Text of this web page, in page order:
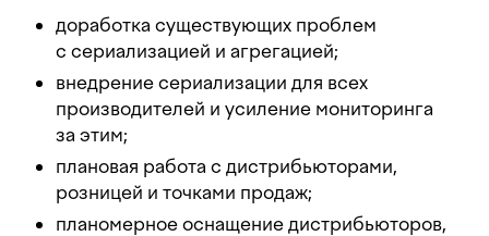
доработка существующих проблем
с сериализацией и агрегацией;
внедрение сериализации для всех
производителей и усиление мониторинга
за этим;
плановая работа с дистрибьюторами,
розницей и точками продаж;
планомерное оснащение дистрибьюторов,